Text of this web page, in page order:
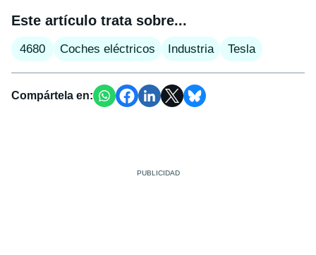
Este artículo trata sobre...
4680 Coches eléctricos Industria Tesla
Compártela en: